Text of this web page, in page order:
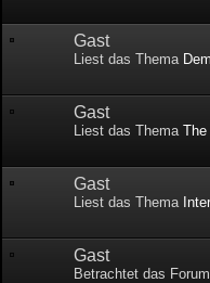
Gast
Liest das Thema
Gast
Liest das ThemaThe
Gast
Liest das Thema
Gast
Betrachtet das Forum